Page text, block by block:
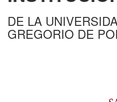
DE LA
GREGORIO DE